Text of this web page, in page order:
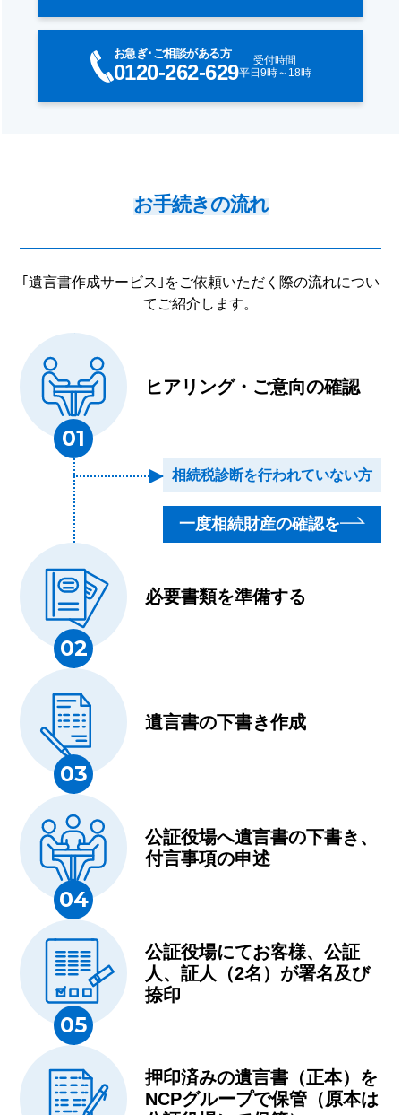
お急ぎ･ご相談がある方
0120-262-629
お手続きの流れ
｢遺言書作成サービス｣をご依頼いただく際の流れについ
てご紹介します。
01
ヒアリング・ご意向の確認
相続税診断を行われていない方
一度相続財産の確認を
02
必要書類を準備する
03
遺言書の下書き作成
04
公証役場へ遺言書の下書き、
付言事項の申述
05
公証役場にてお客様、公証
人、証人（2名）が署名及び
捺印
押印済みの遺言書（正本）を
NCPグループで保管（原本は